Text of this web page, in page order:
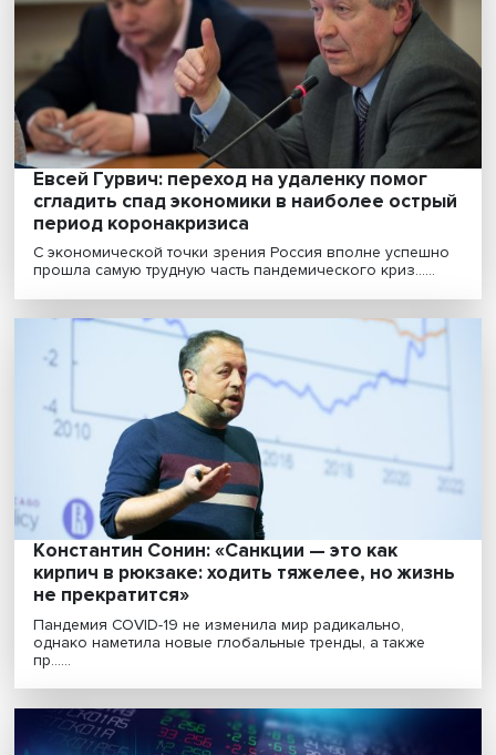
Пандемия COVID-19 продолжает влиять на мировую
экономику. Падение доходов населения, рост уровня
Александр Данильцев: более активному
торговому обмену препятствует
нестабильная политическая обстановка
Мировая экономика, пережив экстремальный период
пандемии и торговых войн, постепенно выходит из